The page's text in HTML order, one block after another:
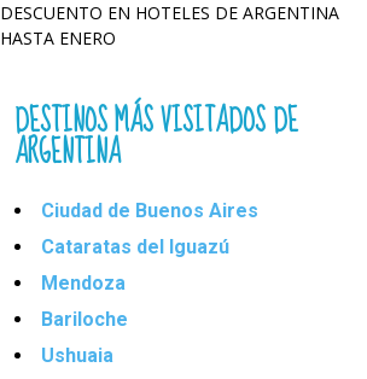
DESCUENTO EN HOTELES DE ARGENTINA
HASTA ENERO
DESTINOS MÁS VISITADOS DE
ARGENTINA
Ciudad de Buenos Aires
Cataratas del Iguazú
Mendoza
Bariloche
Ushuaia